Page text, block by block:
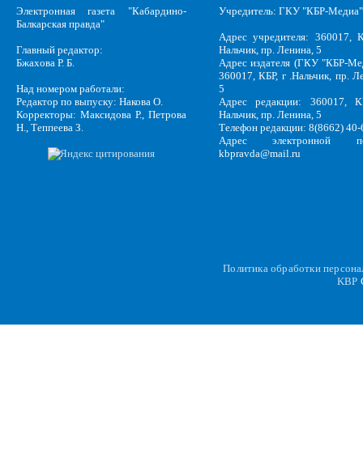
Электронная газета "Кабардино-
Балкарская правда"
Главный редактор:
Бжахова Р. Б.
Над номером работали:
Редактор по выпуску: Накова О.
Корректоры: Максидова Р., Петрова
Н., Теппеева З.
Учредитель: ГКУ "КБР-Медиа"
Адрес учредителя: 360017,
Нальчик, пр. Ленина, 5
Адрес издателя (ГКУ "КБР-
360017, КБР, г .Нальчик, пр.
5
Адрес редакции: 360017,
Нальчик, пр. Ленина, 5
Телефон редакции: 8(8662)
Адрес электронной
kbpravda@mail.ru
Политика обработки
KBP